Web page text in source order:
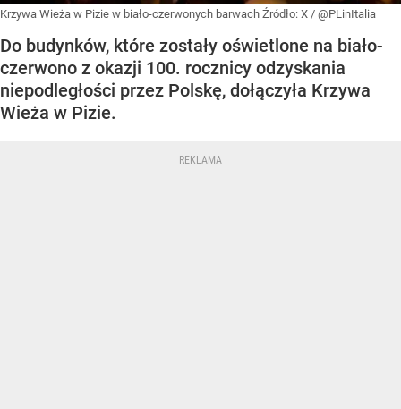
Krzywa Wieża w Pizie w biało-czerwonych barwach Źródło: X / @PLinItalia
Do budynków, które zostały oświetlone na biało-
czerwono z okazji 100. rocznicy odzyskania
niepodległości przez Polskę, dołączyła Krzywa
Wieża w Pizie.